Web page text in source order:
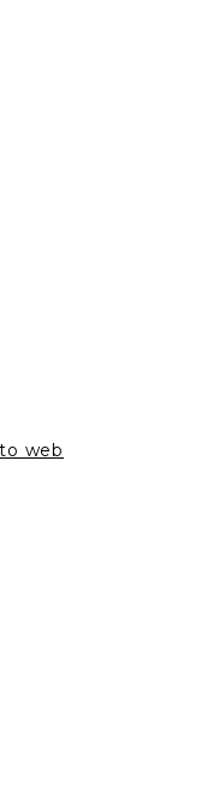
web